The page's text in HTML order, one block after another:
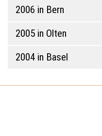
2006 in Bern
2005 in Olten
2004 in Basel